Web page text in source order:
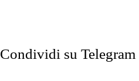
Condividi su Telegram